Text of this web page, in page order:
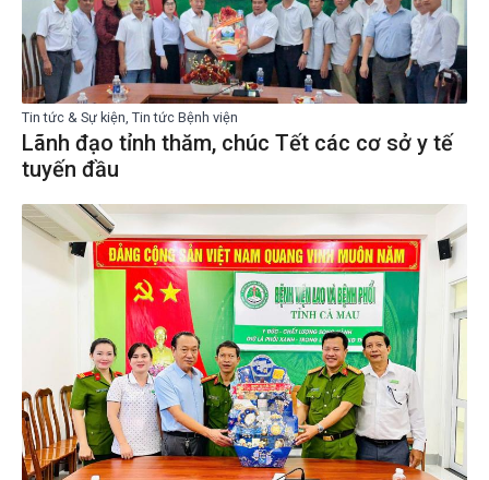
Tin tức & Sự kiện, Tin tức Bệnh viện
Lãnh đạo tỉnh thăm, chúc Tết các cơ sở y tế
tuyến đầu